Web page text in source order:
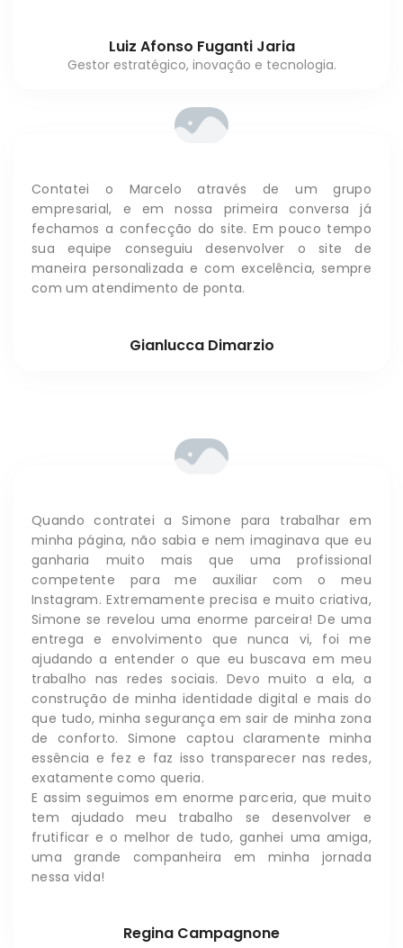
Luiz Afonso Fuganti Jaria
Gestor estratégico, inovação e tecnologia.
Contatei o Marcelo através de um grupo
empresarial, e em nossa primeira conversa já
fechamos a confecção do site. Em pouco tempo
sua equipe conseguiu desenvolver o site de
maneira personalizada e com excelência, sempre
com um atendimento de ponta.
Gianlucca Dimarzio
Quando contratei a Simone para trabalhar em
minha página, não sabia e nem imaginava que eu
ganharia muito mais que uma profissional
competente para me auxiliar com o meu
Instagram. Extremamente precisa e muito criativa,
Simone se revelou uma enorme parceira! De uma
entrega e envolvimento que nunca vi, foi me
ajudando a entender o que eu buscava em meu
trabalho nas redes sociais. Devo muito a ela, a
construção de minha identidade digital e mais do
que tudo, minha segurança em sair de minha zona
de conforto. Simone captou claramente minha
essência e fez e faz isso transparecer nas redes,
exatamente como queria.
E assim seguimos em enorme parceria, que muito
tem ajudado meu trabalho se desenvolver e
frutificar e o melhor de tudo, ganhei uma amiga,
uma grande companheira em minha jornada
nessa vida!
Regina Campagnone